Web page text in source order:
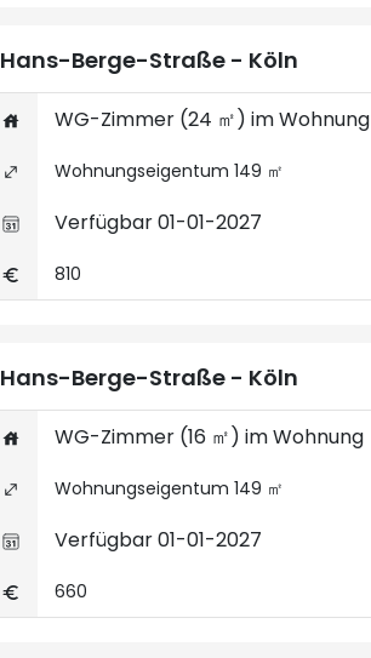
Hans-Berge-Straße - Köln
WG-Zimmer (24 ㎡) im Wohnung
Wohnungseigentum 149 ㎡
Verfügbar 01-01-2027
810
Hans-Berge-Straße - Köln
WG-Zimmer (16 ㎡) im Wohnung
Wohnungseigentum 149 ㎡
Verfügbar 01-01-2027
660